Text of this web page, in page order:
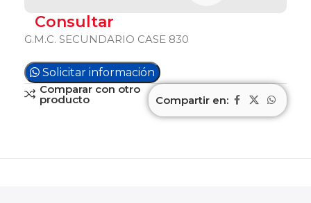
Consultar
G.M.C. SECUNDARIO CASE 830
Solicitar información
Comparar con otro
producto Compartir en: